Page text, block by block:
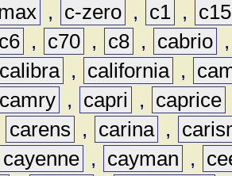
, c-zero , c1 ,
c15
c6 , c70 , c8 , cabrio
calibra , california ,
camry , capri , caprice
carens , carina ,
cayenne , cayman ,